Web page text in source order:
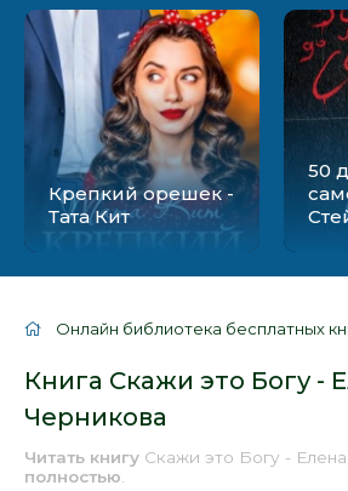
Крепкий орешек -
Тата Кит
50
Онлайн библиотека бесплатных
Книга Скажи это Богу -
Черникова
Читать книгу Скажи это Богу -
полностью